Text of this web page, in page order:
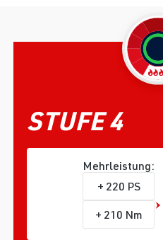
STUFE 4
Mehrleistung:
+ 220 PS
+ 210 Nm